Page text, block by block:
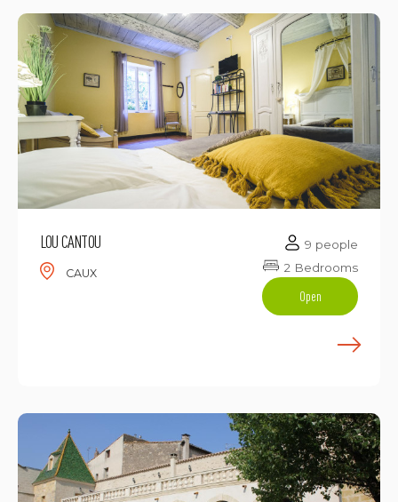
LOU CANTOU
CAUX
9 people
2 Bedrooms
Open